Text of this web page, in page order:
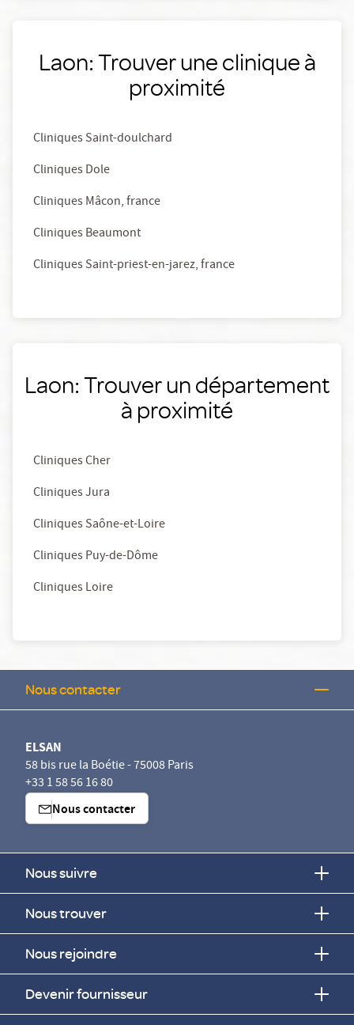
Laon: Trouver une clinique à
proximité
Cliniques Saint-doulchard
Cliniques Dole
Cliniques Mâcon, france
Cliniques Beaumont
Cliniques Saint-priest-en-jarez, france
Laon: Trouver un département
à proximité
Cliniques Cher
Cliniques Jura
Cliniques Saône-et-Loire
Cliniques Puy-de-Dôme
Cliniques Loire
Nous contacter
ELSAN
58 bis rue la Boétie - 75008 Paris
+33 1 58 56 16 80
Nous contacter
Nous suivre
Nous trouver
Nous rejoindre
Devenir fournisseur